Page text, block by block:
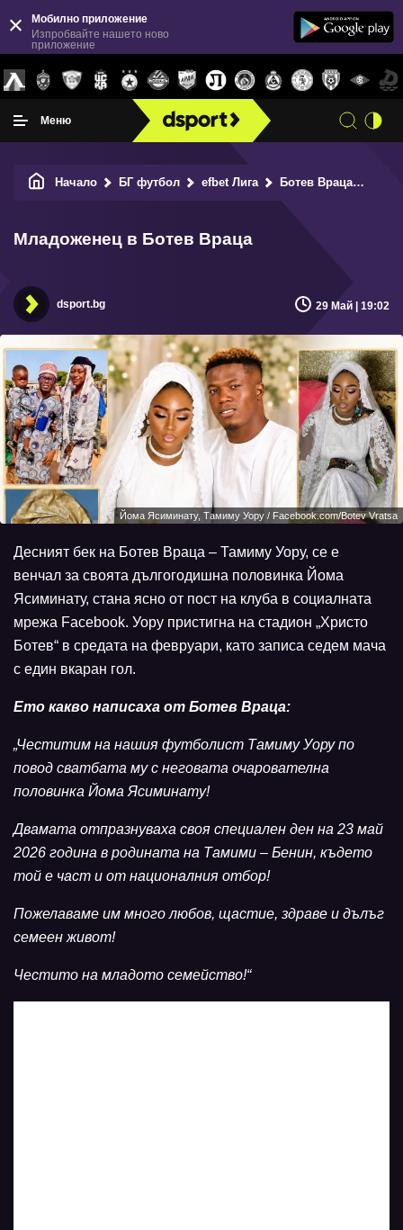
Мобилно приложение
Изпробвайте нашето ново
приложение
Меню
Начало БГ футбол efbet Лига Ботев Враца
Младоженец в Ботев Враца
dsport.bg 29 Май | 19:02
Йома Ясиминату, Тамиму Уору / Facebook.com/Botev Vratsa
Десният бек на Ботев Враца – Тамиму Уору, се е
венчал за своята дългогодишна половинка Йома
Ясиминату, стана ясно от пост на клуба в социалната
мрежа Facebook. Уору пристигна на стадион „Христо
Ботев“ в средата на февруари, като записа седем мача
с един вкаран гол.
Ето какво написаха от Ботев Враца:
„Честитим на нашия футболист Тамиму Уору по
повод сватбата му с неговата очарователна
половинка Йома Ясиминату!
Двамата отпразнуваха своя специален ден на 23 май
2026 година в родината на Тамими – Бенин, където
той е част и от националния отбор!
Пожелаваме им много любов, щастие, здраве и дълъг
семеен живот!
Честито на младото семейство!“